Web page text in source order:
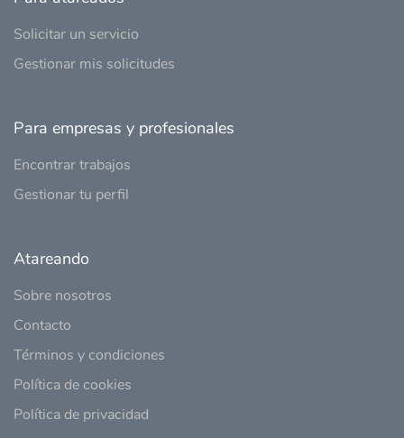
Solicitar un servicio
Gestionar mis solicitudes
Para empresas y profesionales
Encontrar trabajos
Gestionar tu perfil
Atareando
Sobre nosotros
Contacto
Términos y condiciones
Política de cookies
Política de privacidad